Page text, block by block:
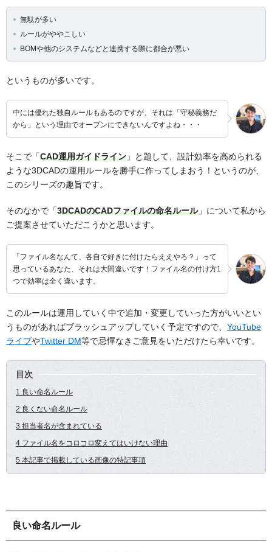
無駄が多い
ルールがややこしい
BOMや他のシステムなどと連携する際に都合が悪い
というものが多いです。
中には優れた独自ルールもあるのですが、それは「守秘義務だ
から」という理由でオープンにできないんですよね・・・
そこで「CAD運用ガイドライン 」と題して、設計効率を高められる
ような3DCADの運用ルールを勝手に作ってしまおう！というのが、
このシリーズの趣旨です。
そのなかで「3DCADのCADファイルの命名ルール」について私から
ご提案させていただこうかと思います。
「ファイル名なんて、各自で好きに付けたらええやろ？」って
思っているあなた、それは大間違いです！ファイル名の付け方1
つで効率は全く違います。
このルールは運用していく中で追加・変更していった方がいいとい
うものがあればブラッシュアップしていく予定ですので、 YouTube
ライブやTwitter DM等で忌憚なきご意見をいただけたら幸いです。
目次
1 良い命名ルール
2 良くない命名ルール
3 担当者名が含まれている
4 ファイル名をコロコロ変えてはいけない理由
5 本記事で掲載している画像の特記事項
良い命名ルール